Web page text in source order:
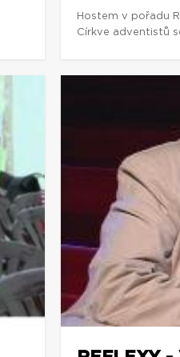
Hostem v pořadu
Církve adventistů